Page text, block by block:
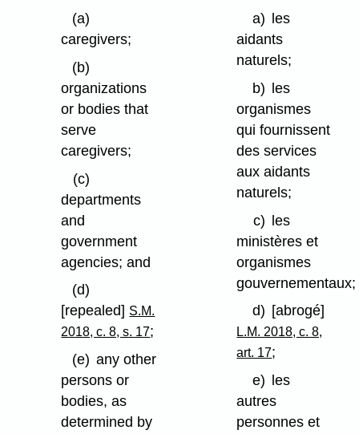
(a)
caregivers;
(b)
organizations
or bodies that
serve
caregivers;
(c)
departments
and
government
agencies; and
(d)
[repealed] S.M.
2018, c. 8, s. 17;
(e) any other
persons or
bodies, as
determined by
a) les
aidants
naturels;
b) les
organismes
qui fournissent
des services
aux aidants
naturels;
c) les
ministères et
organismes
gouvernementaux;
d) [abrogé]
L.M. 2018, c. 8,
art. 17;
e)
les
autres
personnes et